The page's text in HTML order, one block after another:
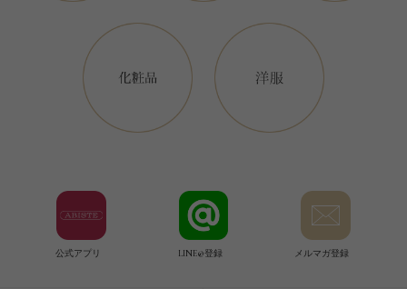
公式アプリ LINE@登録 メルマガ登録